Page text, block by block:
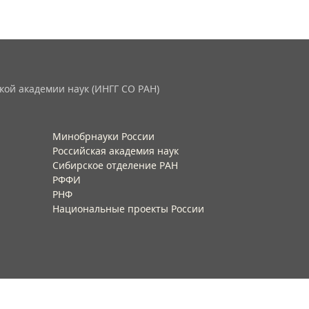
академии наук (ИНГГ СО РАН)
Минобрнауки России
Российская академия наук
Сибирское отделение РАН
РФФИ
РНФ
Национальные проекты России